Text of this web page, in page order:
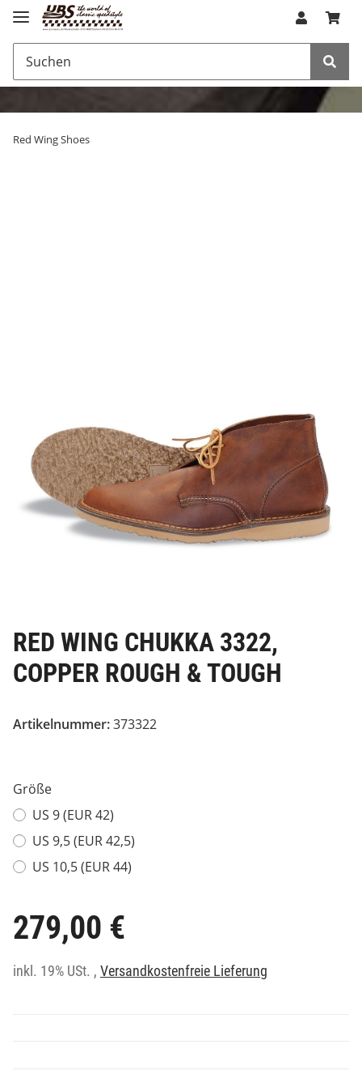
Red Wing Shoes
RED WING CHUKKA 3322,
COPPER ROUGH & TOUGH
Artikelnummer:373322
Größe
US 9 (EUR 42)
US 9,5 (EUR 42,5)
US 10,5 (EUR 44)
279,00 €
inkl. 19% USt. , Versandkostenfreie Lieferung